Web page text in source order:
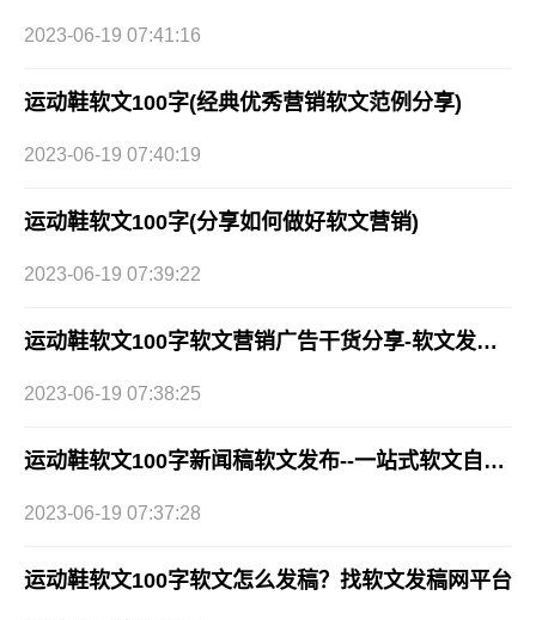
2023-06-19 07:41:16
运动鞋软文100字(经典优秀营销软文范例分享)
2023-06-19 07:40:19
运动鞋软文100字(分享如何做好软文营销)
2023-06-19 07:39:22
运动鞋软文100字软文营销广告干货分享-软文发稿网
2023-06-19 07:38:25
运动鞋软文100字新闻稿软文发布--一站式软文自助发布
2023-06-19 07:37:28
运动鞋软文100字软文怎么发稿？找软文发稿网平台